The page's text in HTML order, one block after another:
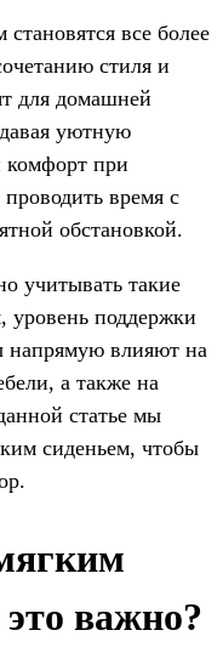
все более
стиля и
для домашней
уютную
комфорт при
время с
обстановкой.
учитывать такие
уровень поддержки
напрямую влияют на
а также на
статье мы
сиденьем, чтобы
важно?